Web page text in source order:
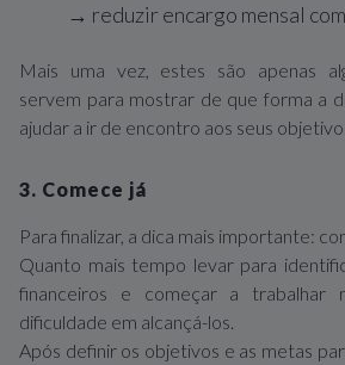
→ reduzir encargo mensal
Mais uma vez, estes são apenas
servem para mostrar de que forma a
ajudar a ir de encontro aos seus
3. Comece já
Para finalizar, a dica mais importante:
Quanto mais tempo levar para
financeiros e começar a trabalhar
dificuldade em alcançá-los.
Após definir os objetivos e as metas